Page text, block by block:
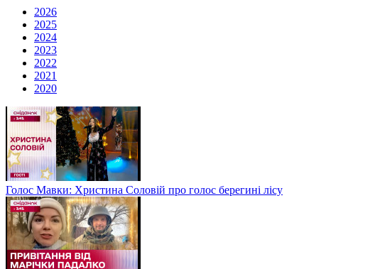
2026
2025
2024
2023
2022
2021
2020
Голос Мавки: Христина Соловій про голос берегині лісу